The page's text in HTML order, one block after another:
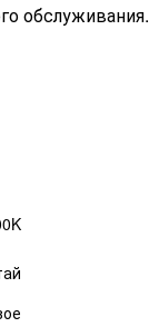
обслуживания.